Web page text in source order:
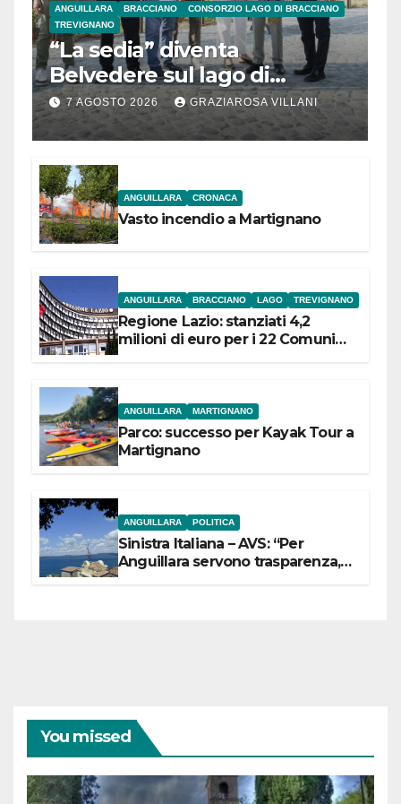
ANGUILLARA BRACCIANO
CONSORZIO LAGO DI BRACCIANO
TREVIGNANO
“La sedia” diventa
Belvedere sul lago di
Bracciano: ieri
l’inaugurazione
7 AGOSTO 2026 GRAZIAROSA VILLANI
ANGUILLARA CRONACA
Vasto incendio a Martignano
ANGUILLARA BRACCIANO LAGO TREVIGNANO
Regione Lazio: stanziati 4,2
milioni di euro per i 22 Comuni
ANGUILLARA MARTIGNANO
Parco: successo per Kayak Tour a
Martignano
ANGUILLARA POLITICA
Sinistra Italiana – AVS: “Per
Anguillara servono trasparenza,
You missed